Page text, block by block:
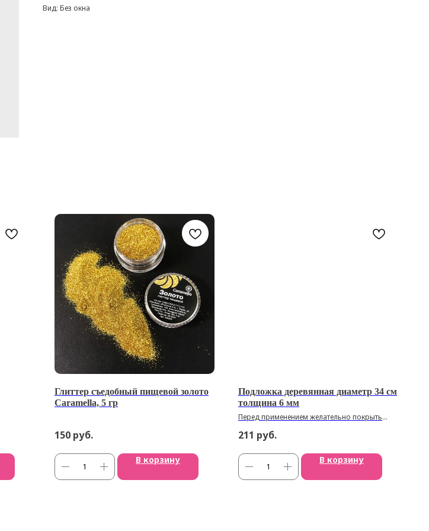
Вид: Без окна
Глиттер съедобный пищевой золото
Caramella, 5 гр
150 руб.
В корзину
Подложка деревянная диаметр 34 см
толщина 6 мм
Перед применением желательно покрыть
211 руб.
В корзину